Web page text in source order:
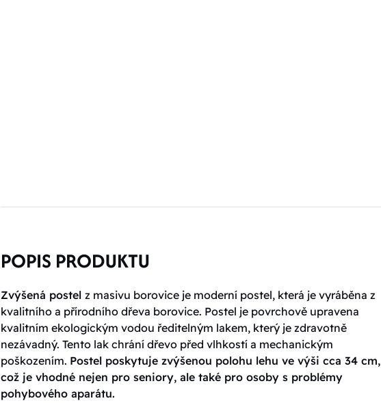
POPIS PRODUKTU
Zvýšená postel z masivu borovice je moderní postel, která je vyráběna z
kvalitního a přírodního dřeva borovice. Postel je povrchově upravena
kvalitním ekologickým vodou ředitelným lakem, který je zdravotně
nezávadný. Tento lak chrání dřevo před vlhkostí a mechanickým
poškozením. Postel poskytuje zvýšenou polohu lehu ve výši cca 34 cm,
což je vhodné nejen pro seniory, ale také pro osoby s problémy
pohybového aparátu.